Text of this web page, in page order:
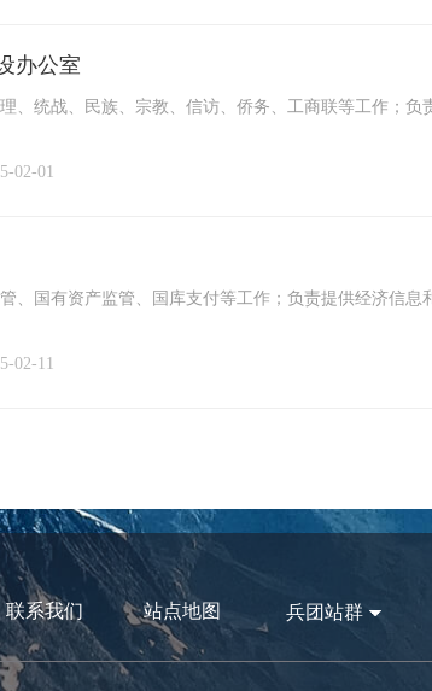
办公室
、统战、民族、宗教、信访、侨务、工商联等工作；负
02-01
、国有资产监管、国库支付等工作；负责提供经济信息
02-11
联系我们 站点地图 兵团站群